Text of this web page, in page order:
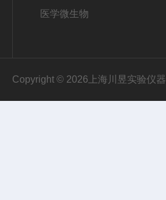
医学微生物
Copyright © 2026上海川昱实验仪